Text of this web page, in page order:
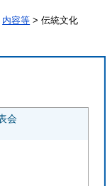
内容等 > 伝統文化
会